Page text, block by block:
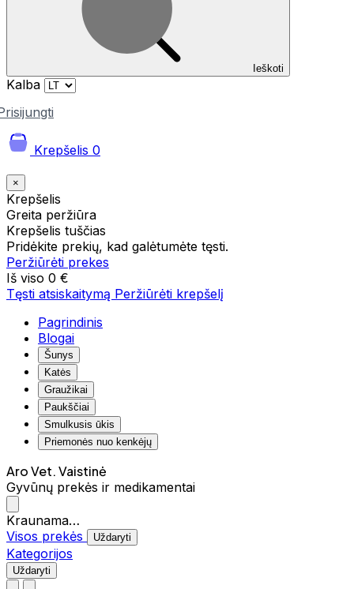
Ieškoti
Kalba
Krepšelis 0
×
Krepšelis
Greita peržiūra
Krepšelis tuščias
Pridėkite prekių, kad galėtumėte tęsti.
Peržiūrėti prekes
Iš viso 0 €
Tęsti atsiskaitymą Peržiūrėti krepšelį
Pagrindinis
Blogai
Šunys
Katės
Graužikai
Paukščiai
Smulkusis ūkis
Priemonės nuo kenkėjų
Aro Vet. Vaistinė
Gyvūnų prekės ir medikamentai
Kraunama…
Visos prekės
Uždaryti
Kategorijos
Uždaryti